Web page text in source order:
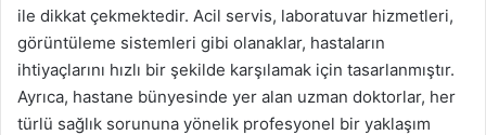
ile dikkat çekmektedir. Acil servis, laboratuvar hizmetleri,
görüntüleme sistemleri gibi olanaklar, hastaların
ihtiyaçlarını hızlı bir şekilde karşılamak için tasarlanmıştır.
Ayrıca, hastane bünyesinde yer alan uzman doktorlar, her
türlü sağlık sorununa yönelik profesyonel bir yaklaşım